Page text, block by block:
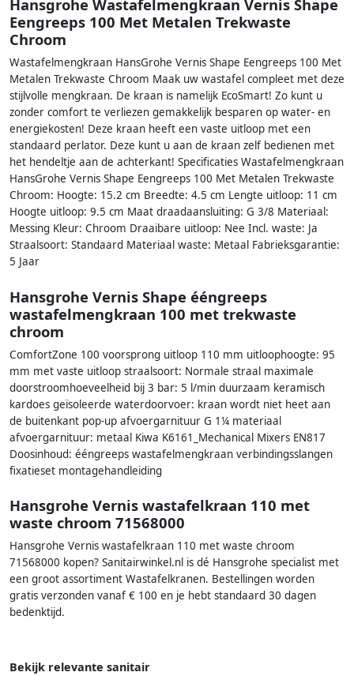
Hansgrohe Wastafelmengkraan Vernis Shape
Eengreeps 100 Met Metalen Trekwaste
Chroom
Wastafelmengkraan HansGrohe Vernis Shape Eengreeps 100 Met
Metalen Trekwaste Chroom Maak uw wastafel compleet met deze
stijlvolle mengkraan. De kraan is namelijk EcoSmart! Zo kunt u
zonder comfort te verliezen gemakkelijk besparen op water- en
energiekosten! Deze kraan heeft een vaste uitloop met een
standaard perlator. Deze kunt u aan de kraan zelf bedienen met
het hendeltje aan de achterkant! Specificaties Wastafelmengkraan
HansGrohe Vernis Shape Eengreeps 100 Met Metalen Trekwaste
Chroom: Hoogte: 15.2 cm Breedte: 4.5 cm Lengte uitloop: 11 cm
Hoogte uitloop: 9.5 cm Maat draadaansluiting: G 3/8 Materiaal:
Messing Kleur: Chroom Draaibare uitloop: Nee Incl. waste: Ja
Straalsoort: Standaard Materiaal waste: Metaal Fabrieksgarantie:
5 Jaar
Hansgrohe Vernis Shape ééngreeps
wastafelmengkraan 100 met trekwaste
chroom
ComfortZone 100 voorsprong uitloop 110 mm uitloophoogte: 95
mm met vaste uitloop straalsoort: Normale straal maximale
doorstroomhoeveelheid bij 3 bar: 5 l/min duurzaam keramisch
kardoes geïsoleerde waterdoorvoer: kraan wordt niet heet aan
de buitenkant pop-up afvoergarnituur G 1¼ materiaal
afvoergarnituur: metaal Kiwa K6161_Mechanical Mixers EN817
Doosinhoud: ééngreeps wastafelmengkraan verbindingsslangen
fixatieset montagehandleiding
Hansgrohe Vernis wastafelkraan 110 met
waste chroom 71568000
Hansgrohe Vernis wastafelkraan 110 met waste chroom
71568000 kopen? Sanitairwinkel.nl is dé Hansgrohe specialist met
een groot assortiment Wastafelkranen. Bestellingen worden
gratis verzonden vanaf € 100 en je hebt standaard 30 dagen
bedenktijd.
Bekijk relevante sanitair